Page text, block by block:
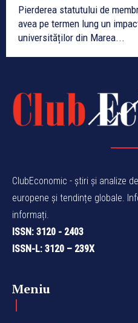
Pierderea statutului de
avea pe termen lung un
universităților din Marea...
ClubEconomic - știri și analize
europene și tendințe globale.
informați.
ISSN: 3120 - 2403
ISSN-L: 3120 – 239X
Meniu